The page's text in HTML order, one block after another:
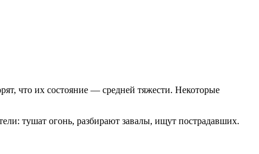
что их состояние — средней тяжести. Некоторые
тушат огонь, разбирают завалы, ищут пострадавших.